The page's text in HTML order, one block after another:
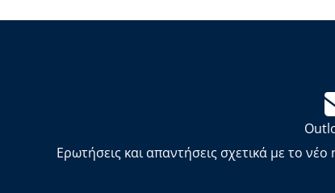
Ερωτήσεις και απαντήσεις σχετικά με το